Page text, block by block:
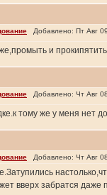
Добавлено: Пт Авг
и
Добавлено: Чт Авг
тому же у меня нет
Добавлено: Чт Авг
вверх забратся даже